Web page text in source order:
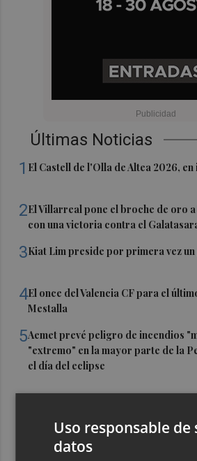
Últimas Noticias
1 El Castell de l'Olla de Altea 2026, en
2El Villarreal pone el broche de oro
con una victoria contra el
3Kiat Lim preside por primera vez
4El once del Valencia CF para el
Mestalla
5Aemet prevé peligro de incendios
"extremo" en la mayor parte de la
el día del eclipse
Uso responsable de
datos